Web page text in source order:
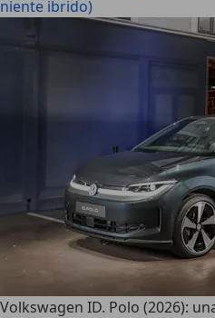
niente ibrido)
Volkswagen ID. Polo (2026):